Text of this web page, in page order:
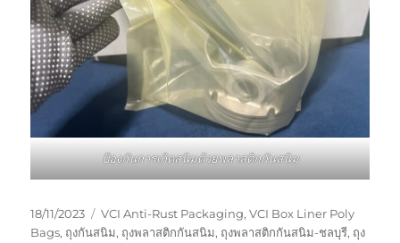
ป้องกันการเกิดสนิมด้วยพลาสติกกันสนิม
Posted
on
18/11/2023 Tags
VCI Anti-Rust Packaging,VCI Box Liner Poly
Bags, ถุงกันสนิม, ถุงพลาสติกกันสนิม, ถุงพลาสติกกันสนิม-ชลบุรี, ถุง